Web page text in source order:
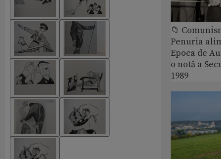
📁
Penuria
Epoca de
o notă a
1989